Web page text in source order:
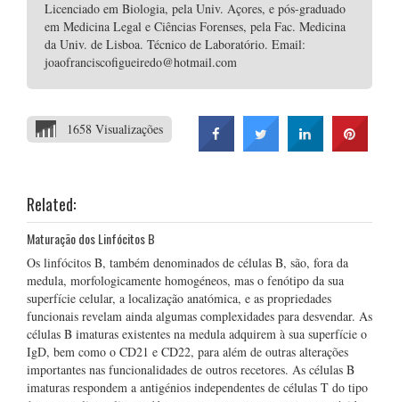
Licenciado em Biologia, pela Univ. Açores, e pós-graduado
em Medicina Legal e Ciências Forenses, pela Fac. Medicina
da Univ. de Lisboa. Técnico de Laboratório. Email:
joaofranciscofigueiredo@hotmail.com
1658 Visualizações
Related:
Maturação dos Linfócitos B
Os linfócitos B, também denominados de células B, são, fora da
medula, morfologicamente homogéneos, mas o fenótipo da sua
superfície celular, a localização anatómica, e as propriedades
funcionais revelam ainda algumas complexidades para desvendar. As
células B imaturas existentes na medula adquirem à sua superfície o
IgD, bem como o CD21 e CD22, para além de outras alterações
importantes nas funcionalidades de outros recetores. As células B
imaturas respondem a antigénios independentes de células T do tipo